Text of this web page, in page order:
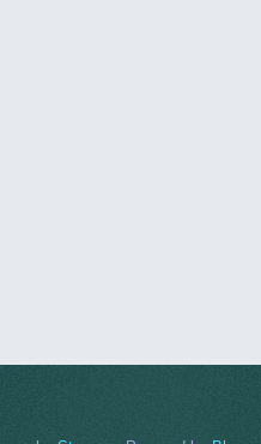
لیلا راد: بە کردها